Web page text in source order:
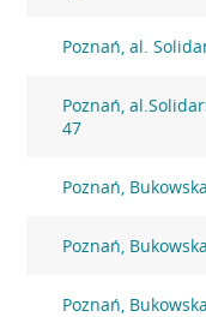
Poznań, al.
Poznań,
47
Poznań,
Poznań,
Poznań,